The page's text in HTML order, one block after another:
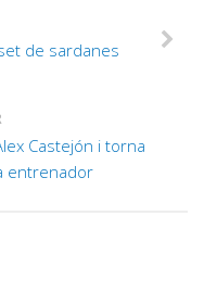
de sardanes
Castejón i torna
entrenador